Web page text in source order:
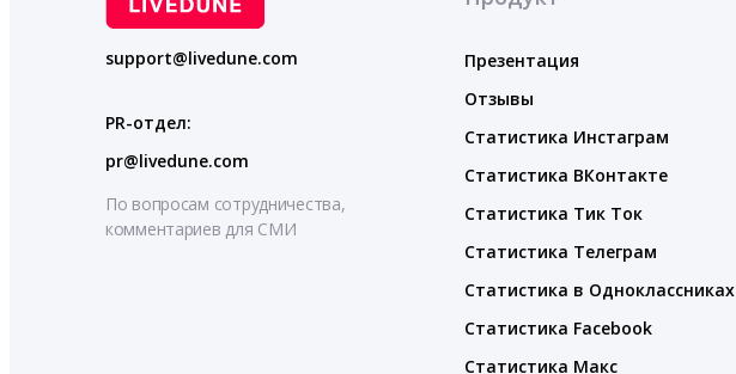
support@livedune.com
PR-отдел:
pr@livedune.com
По вопросам сотрудничества,
комментариев для СМИ
Презентация
Отзывы
Статистика Инстаграм
Статистика ВКонтакте
Статистика Тик Ток
Статистика Телеграм
Статистика в Одноклассниках
Статистика Facebook
Статистика Макс